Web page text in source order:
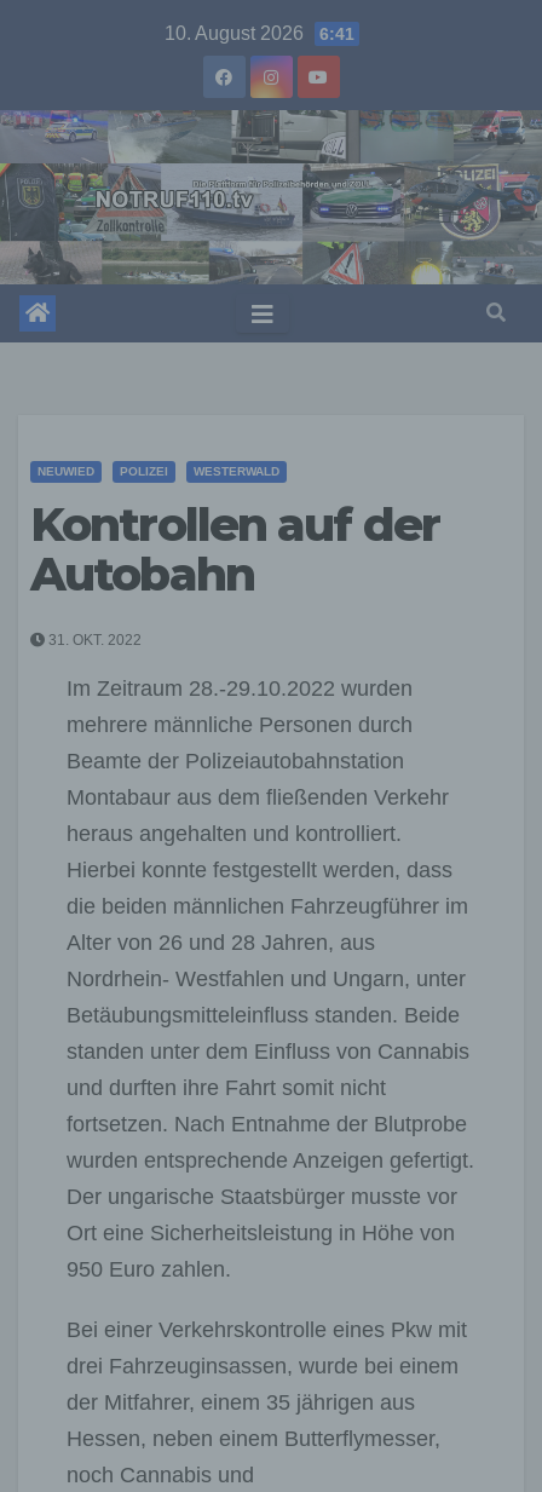
10. August 2026 6:41
NEUWIED POLIZEI WESTERWALD
Kontrollen auf der
Autobahn
31. OKT. 2022
Im Zeitraum 28.-29.10.2022 wurden
mehrere männliche Personen durch
Beamte der Polizeiautobahnstation
Montabaur aus dem fließenden Verkehr
heraus angehalten und kontrolliert.
Hierbei konnte festgestellt werden, dass
die beiden männlichen Fahrzeugführer im
Alter von 26 und 28 Jahren, aus
Nordrhein- Westfahlen und Ungarn, unter
Betäubungsmitteleinfluss standen. Beide
standen unter dem Einfluss von Cannabis
und durften ihre Fahrt somit nicht
fortsetzen. Nach Entnahme der Blutprobe
wurden entsprechende Anzeigen gefertigt.
Der ungarische Staatsbürger musste vor
Ort eine Sicherheitsleistung in Höhe von
950 Euro zahlen.
Bei einer Verkehrskontrolle eines Pkw mit
drei Fahrzeuginsassen, wurde bei einem
der Mitfahrer, einem 35 jährigen aus
Hessen, neben einem Butterflymesser,
noch Cannabis und